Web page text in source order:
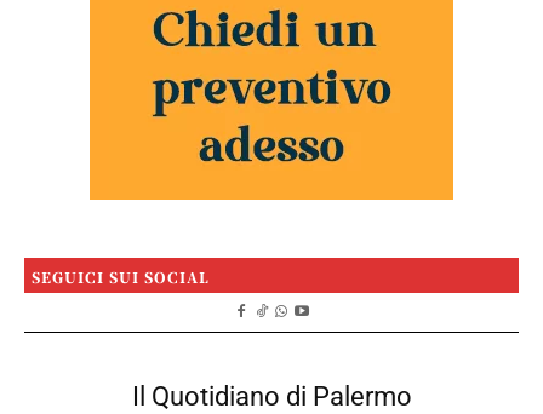
SEGUICI SUI SOCIAL
Il Quotidiano di Palermo